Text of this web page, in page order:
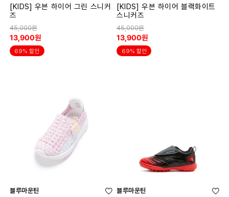
[KIDS] 우븐 하이어 그린 스니커
즈
45,000원
13,900원
69% 할인
[KIDS] 우븐 하이어 블랙화이트
스니커즈
45,000원
13,900원
69% 할인
블루마운틴 블루마운틴